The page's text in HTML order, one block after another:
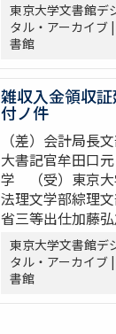
東京大学文書館デ
タル・アーカイブ
書館
雑収入金領収証
付ノ件
（差）会計局長
大書記官牟田口元
学 （受）東京大
法理文学部綜理
省三等出仕加藤
東京大学文書館デ
タル・アーカイブ
書館